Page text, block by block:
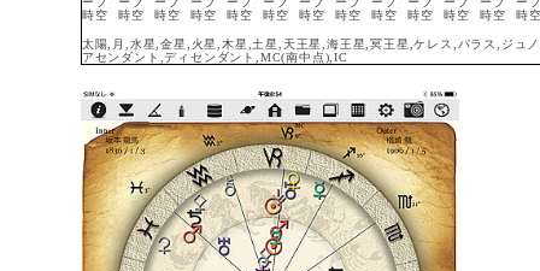
太陽,月,水星,金星,火星,木星,土星,天王星,海王星,冥王星,ケレス,パラス,ジュ
アセンダント,ディセンダント,MC(南中点),IC